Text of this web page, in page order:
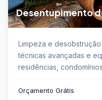
Desentupimento
Itaim Paulista →
Limpeza e
técnicas avançadas e
residências,
Orçamento Grátis